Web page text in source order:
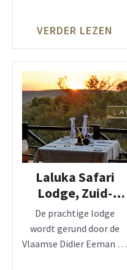
VERDER LEZEN
Laluka Safari
Lodge, Zuid-
Afrika
De prachtige lodge
wordt gerund door de
Vlaamse Didier Eeman en